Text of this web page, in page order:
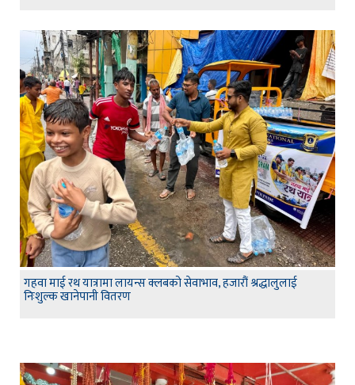
गहवा माई रथ यात्रामा लायन्स क्लबको सेवाभाव, हजारौं श्रद्धालुलाई
निःशुल्क खानेपानी वितरण